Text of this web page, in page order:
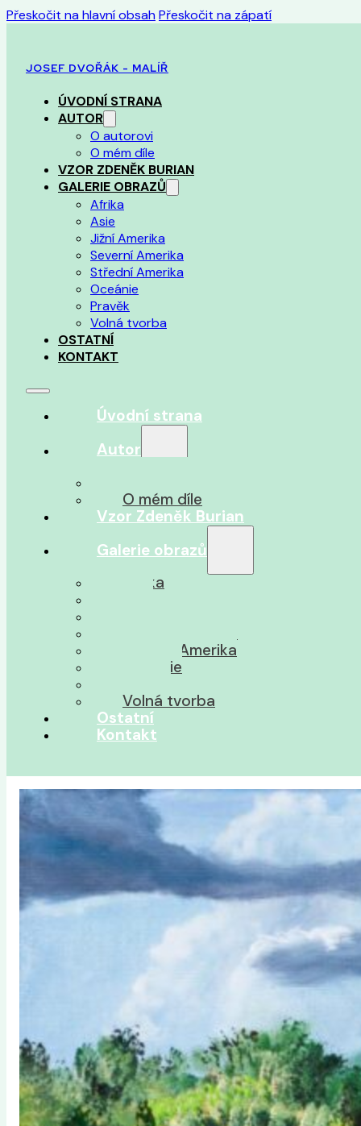
Přeskočit na hlavní obsahPřeskočit na zápatí
JOSEF DVOŘÁK - MALÍŘ
ÚVODNÍ STRANA
AUTOR
O autorovi
O mém díle
VZOR ZDENĚK BURIAN
GALERIE OBRAZŮ
Afrika
Asie
Jižní Amerika
Severní Amerika
Střední Amerika
Oceánie
Pravěk
Volná tvorba
OSTATNÍ
KONTAKT
Úvodní strana
Autor
O mém díle
Vzor Zdeněk Burian
Galerie obrazů
Afrika
Střední Amerika
Oceánie
Volná tvorba
Ostatní
Kontakt